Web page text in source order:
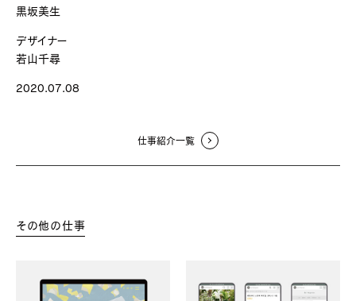
黒坂美生
デザイナー
若山千尋
2020.07.08
仕事紹介一覧
その他の仕事